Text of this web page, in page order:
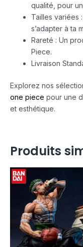
qualité, pour
Tailles variées
s’adapter à ta
Rareté : Un
Piece.
Livraison
Explorez nos
one piece pour une
et esthétique.
Produits